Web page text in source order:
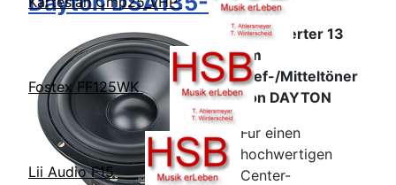
Fostex FF125WK
Lii Audio F15
Preiswerter 13
cm
Tief-/Mitteltöner
von DAYTON
Für einen
hochwertigen
Center-